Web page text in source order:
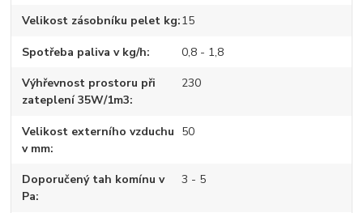
Velikost zásobníku pelet kg 15
Spotřeba paliva v kg/h 0,8 - 1,8
Výhřevnost prostoru při
zateplení 35W/1m3
230
Velikost externího vzduchu
v mm
50
Doporučený tah komínu v
Pa
3 - 5